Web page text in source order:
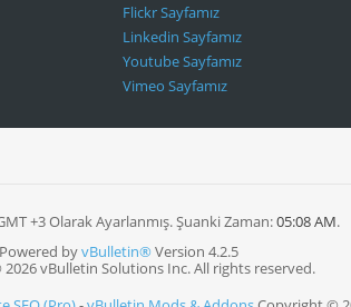
Flickr Sayfamız
Linkedin Sayfamız
Youtube Sayfamız
Vimeo Sayfamız
+3 Olarak Ayarlanmış. Şuanki Zaman:05:08 AM.
Powered byvBulletin®Version 4.2.5
vBulletin Solutions Inc. All rights reserved.